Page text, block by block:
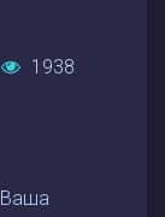
1938
Ваша